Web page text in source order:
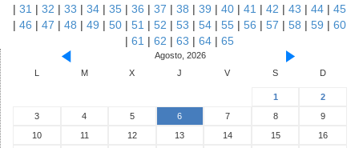
| 31 | 32 | 33 | 34 | 35 | 36 | 37 | 38 | 39 | 40 | 41 | 42 | 43 | 44 | 45
| 46 | 47 | 48 | 49 | 50 | 51 | 52 | 53 | 54 | 55 | 56 | 57 | 58 | 59 | 60
| 61 | 62 | 63 | 64 | 65
Agosto, 2026
L
M X J V S D
1
2
3
4 5 6 7 8
9
10
11 12 13 14 15
16